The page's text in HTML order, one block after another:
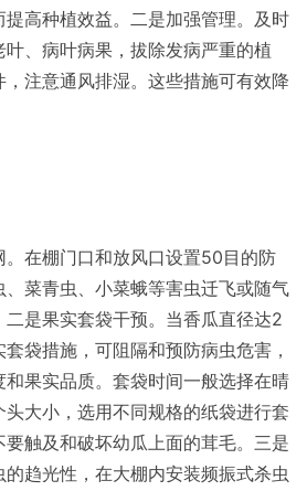
高种植效益。二是加强管理。及时
、病叶病果，拔除发病严重的植
注意通风排湿。这些措施可有效降
在棚门口和放风口设置50目的防
菜青虫、小菜蛾等害虫迁飞或随气
是果实套袋干预。当香瓜直径达2
袋措施，可阻隔和预防病虫危害，
果实品质。套袋时间一般选择在晴
大小，选用不同规格的纸袋进行套
触及和破坏幼瓜上面的茸毛。三是
趋光性，在大棚内安装频振式杀虫